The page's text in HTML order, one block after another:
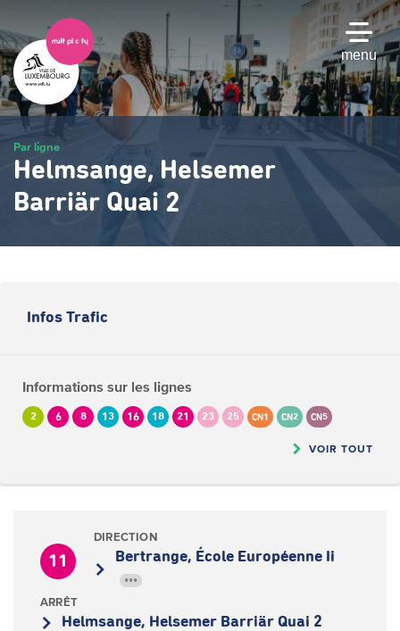
au
contenu
principal
menu
Par ligne
Helmsange, Helsemer
Barriär Quai 2
Infos Trafic
Informations sur les lignes
2 6 8 13 16 18 21 23 25 CN1 CN2 CN5
VOIR TOUT
11
DIRECTION
Bertrange, École Européenne Ii
•••
ARRÊT
Helmsange, Helsemer Barriär Quai 2